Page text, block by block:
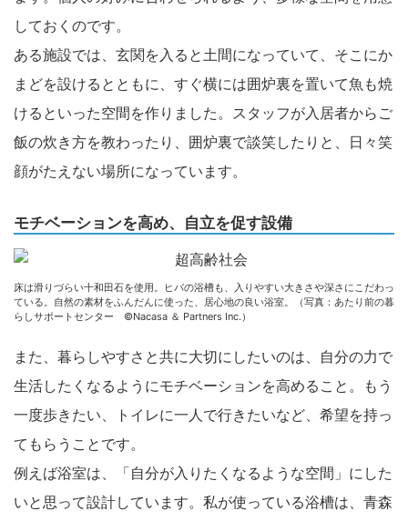
しておくのです。
ある施設では、玄関を入ると土間になっていて、そこにか
まどを設けるとともに、すぐ横には囲炉裏を置いて魚も焼
けるといった空間を作りました。スタッフが入居者からご
飯の炊き方を教わったり、囲炉裏で談笑したりと、日々笑
顔がたえない場所になっています。
モチベーションを高め、自立を促す設備
床は滑りづらい十和田石を使用。ヒバの浴槽も、入りやすい大きさや深さにこだわっ
ている。自然の素材をふんだんに使った、居心地の良い浴室。（写真：あたり前の暮
らしサポートセンター ©Nacasa ＆ Partners Inc.）
また、暮らしやすさと共に大切にしたいのは、自分の力で
生活したくなるようにモチベーションを高めること。もう
一度歩きたい、トイレに一人で行きたいなど、希望を持っ
てもらうことです。
例えば浴室は、「自分が入りたくなるような空間」にした
いと思って設計しています。私が使っている浴槽は、青森